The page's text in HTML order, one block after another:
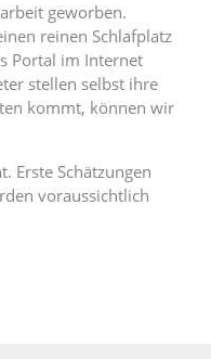
geworben.
reinen Schlafplatz
Portal im Internet
stellen selbst ihre
kommt, können wir
Erste Schätzungen
voraussichtlich